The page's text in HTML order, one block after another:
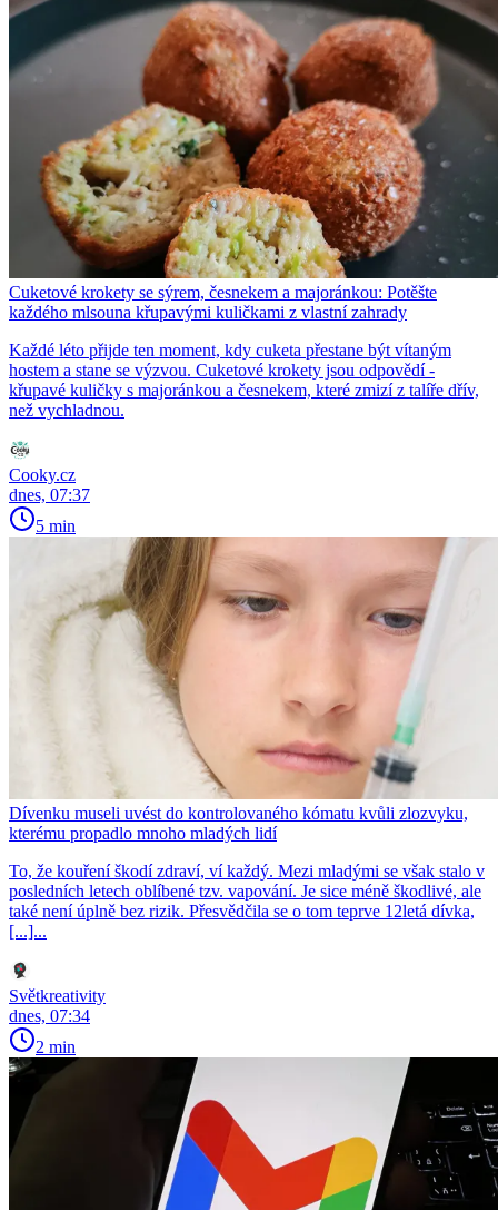
Cuketové krokety se sýrem, česnekem a majoránkou: Potěšte
každého mlsouna křupavými kuličkami z vlastní zahrady
Každé léto přijde ten moment, kdy cuketa přestane být vítaným
hostem a stane se výzvou. Cuketové krokety jsou odpovědí -
křupavé kuličky s majoránkou a česnekem, které zmizí z talíře dřív,
než vychladnou.
Cooky.cz
dnes, 07:37
5 min
Dívenku museli uvést do kontrolovaného kómatu kvůli zlozvyku,
kterému propadlo mnoho mladých lidí
To, že kouření škodí zdraví, ví každý. Mezi mladými se však stalo v
posledních letech oblíbené tzv. vapování. Je sice méně škodlivé, ale
také není úplně bez rizik. Přesvědčila se o tom teprve 12letá dívka,
[...]...
Světkreativity
dnes, 07:34
2 min